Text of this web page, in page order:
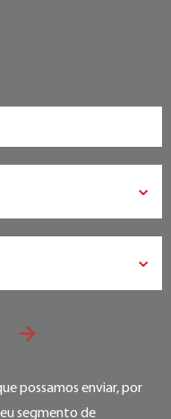
possamos enviar, por
segmento de